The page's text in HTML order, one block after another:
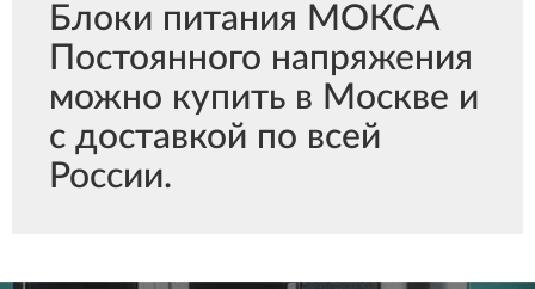
Блоки питания МОКСА
Постоянного напряжения
можно купить в Москве и
с доставкой по всей
России.